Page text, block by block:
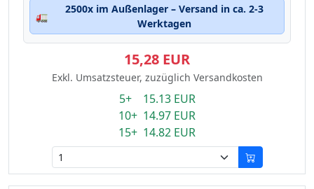
🚛
2500x im Außenlager – Versand in ca. 2-3
Werktagen
15,28 EUR
Exkl. Umsatzsteuer, zuzüglich Versandkosten
5+ 15.13 EUR
10+ 14.97 EUR
15+ 14.82 EUR